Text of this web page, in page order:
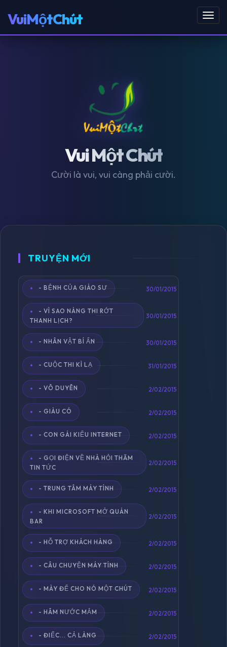
VuiMộtChút
Vui Một Chút
Cười là vui, vui càng phải cười.
TRUYỆN MỚI
- BỆNH CỦA GIÁO SƯ 30/01/2015
- VÌ SAO NÀNG THI RỚT
THANH LỊCH?
30/01/2015
- NHÂN VẬT BÍ ẨN 30/01/2015
- CUỘC THI KÌ LẠ 31/01/2015
- VÔ DUYÊN 2/02/2015
- GIÀU CÓ 2/02/2015
- CON GÁI KIỂU INTERNET 2/02/2015
- GỌI ĐIỆN VỀ NHÀ HỎI THĂM
TIN TỨC
2/02/2015
- TRUNG TÂM MÁY TÍNH 2/02/2015
- KHI MICROSOFT MỞ QUÁN
BAR
2/02/2015
- HỖ TRỢ KHÁCH HÀNG 2/02/2015
- CÂU CHUYỆN MÁY TÍNH 2/02/2015
- MÀY ĐỂ CHO NÓ MỘT CHÚT 2/02/2015
- HÂM NƯỚC MẮM 2/02/2015
- ĐIẾC... CẢ LÀNG 2/02/2015